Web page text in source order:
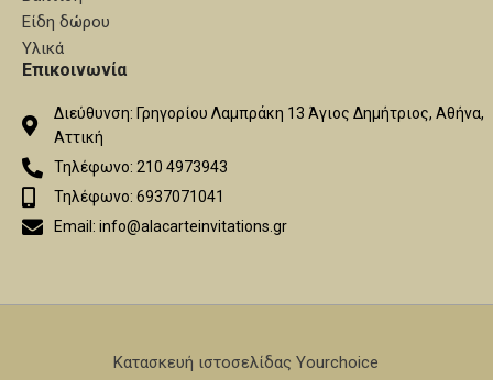
Είδη δώρου
Υλικά
Επικοινωνία
Διεύθυνση: Γρηγορίου Λαμπράκη 13 Άγιος Δημήτριος, Αθήνα,
Αττική
Τηλέφωνο: 210 4973943
Τηλέφωνο: 6937071041
Email: info@alacarteinvitations.gr
Κατασκευή ιστοσελίδας Yourchoice